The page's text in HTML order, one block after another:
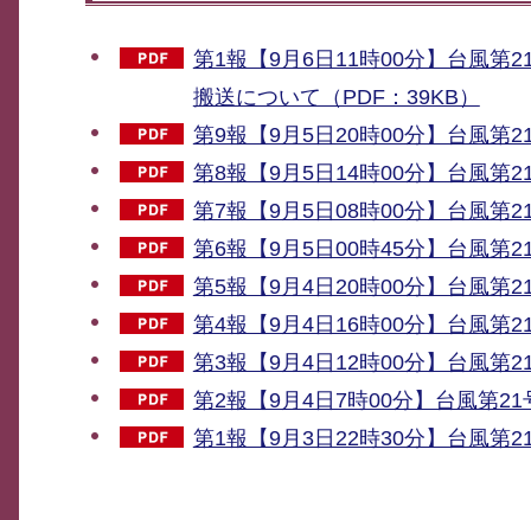
第1報【9月6日11時00分】台風第
搬送について（PDF：39KB）
第9報【9月5日20時00分】台風第
第8報【9月5日14時00分】台風第
第7報【9月5日08時00分】台風第
第6報【9月5日00時45分】台風第
第5報【9月4日20時00分】台風第
第4報【9月4日16時00分】台風第
第3報【9月4日12時00分】台風第
第2報【9月4日7時00分】台風第21
第1報【9月3日22時30分】台風第